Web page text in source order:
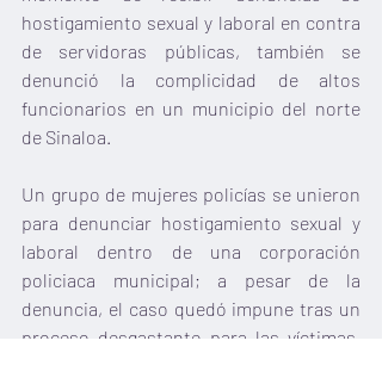
hostigamiento sexual y laboral en contra
de servidoras públicas, también se
denunció la complicidad de altos
funcionarios en un municipio del norte
de Sinaloa.
Un grupo de mujeres policías se unieron
para denunciar hostigamiento sexual y
laboral dentro de una corporación
policiaca municipal; a pesar de la
denuncia, el caso quedó impune tras un
proceso desgastante para las víctimas,